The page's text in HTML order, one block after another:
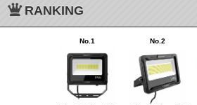
RANKING
No.1 No.2